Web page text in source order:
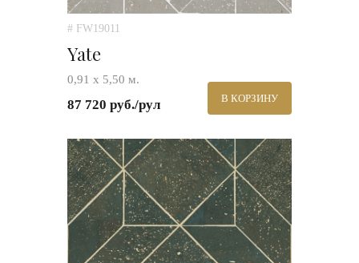
# FW19011
Yate
0,91 х 5,50 м.
87 720 руб./рул В КОРЗИНУ